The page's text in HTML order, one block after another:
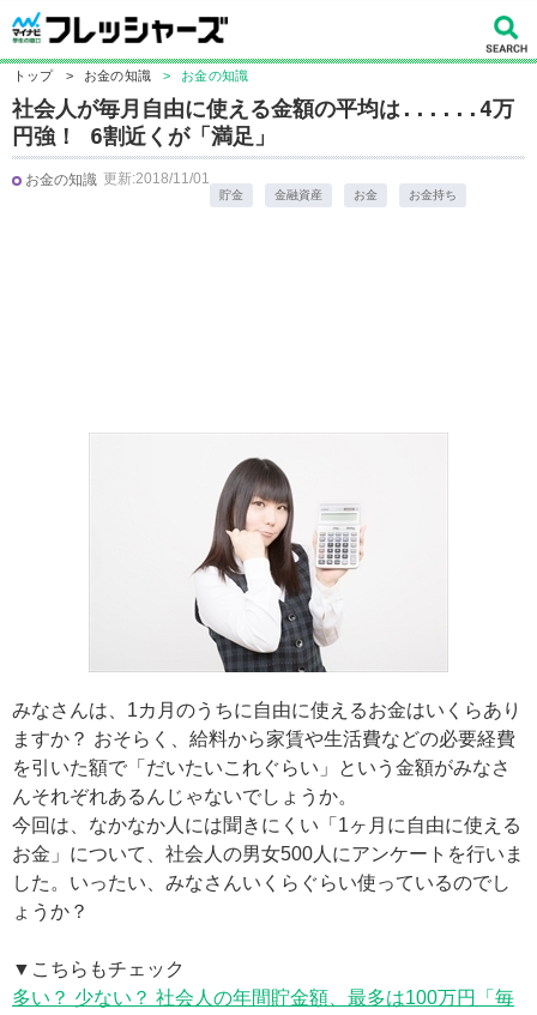
トップ > お金の知識 > お金の知識
社会人が毎月自由に使える金額の平均は......4万
円強！ 6割近くが「満足」
お金の知識 更新:2018/11/01
貯金 金融資産 お金 お金持ち
みなさんは、1カ月のうちに自由に使えるお金はいくらあり
ますか？ おそらく、給料から家賃や生活費などの必要経費
を引いた額で「だいたいこれぐらい」という金額がみなさ
んそれぞれあるんじゃないでしょうか。
今回は、なかなか人には聞きにくい「1ヶ月に自由に使える
お金」について、社会人の男女500人にアンケートを行いま
した。いったい、みなさんいくらぐらい使っているのでし
ょうか？
▼こちらもチェック
多い？ 少ない？ 社会人の年間貯金額、最多は100万円「毎